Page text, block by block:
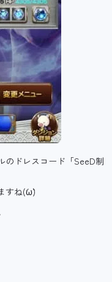
のドレスコード「SeeD制
ね(´ω`)